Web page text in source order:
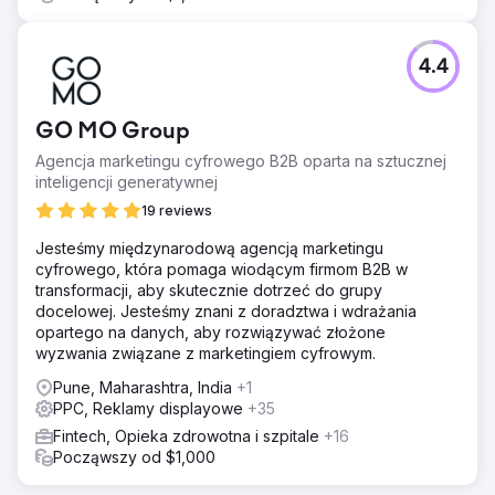
intencją kupującego i porównaniem produktów, a także
techniczne SEO i znaczniki Schema dla budowania
zaufania. Nasz płatny zespół przebudował reklamy
LinkedIn, dodając reklamy konwersacyjne, reklamy
dokumentów i formularze generowania leadów,
targetowane według stanowiska, branży i danych o
intencjach. Uruchomiliśmy program marketingowy oparty
na modelu 1:kilka kont dla 80 nazwanych kont,
wdrożyliśmy agentów kwalifikacji leadów opartych na
sztucznej inteligencji.
Wyniki
W ciągu 9 miesięcy lejek sprzedażowy pozyskany z
marketingu wzrósł z 12% do 47% nowych przychodów.
pochodzący z fraz kluczowych związanych z intencją
kupującego wzrósł o 312%, a 23 z 30 najpopularniejszych
słów kluczowych docelowych dotarło na pierwszą stronę
wyników wyszukiwania Google. Koszt pozyskania
GO MO Group
Agencja marketingu cyfrowego B2B oparta na sztucznej
inteligencji generatywnej
19 reviews
4.4
Jesteśmy międzynarodową agencją marketingu
cyfrowego, która pomaga wiodącym firmom B2B w
transformacji, aby skutecznie dotrzeć do grupy
docelowej. Jesteśmy znani z doradztwa i wdrażania
opartego na danych, aby rozwiązywać złożone
wyzwania związane z marketingiem cyfrowym.
Pune, Maharashtra, India +1
PPC, Reklamy displayowe +35
Fintech, Opieka zdrowotna i szpitale +16
Począwszy od $1,000